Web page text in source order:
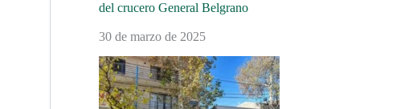
del crucero General Belgrano
30 de marzo de 2025